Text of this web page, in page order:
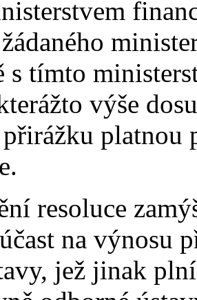
s tímto
výše
platnou
resoluce
na výnosu
jež jinak